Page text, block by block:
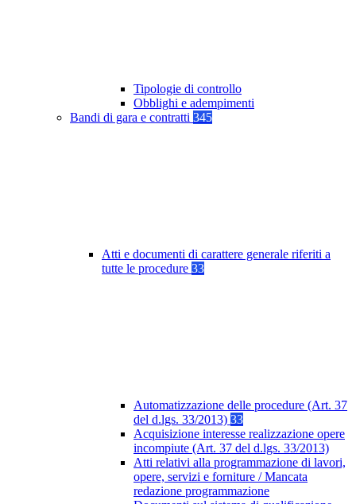
Tipologie di controllo
Obblighi e adempimenti
Bandi di gara e contratti 345
Atti e documenti di carattere generale riferiti a
tutte le procedure 33
Automatizzazione delle procedure (Art. 37
del d.lgs. 33/2013) 33
Acquisizione interesse realizzazione opere
incompiute (Art. 37 del d.lgs. 33/2013)
Atti relativi alla programmazione di lavori,
opere, servizi e forniture / Mancata
redazione programmazione